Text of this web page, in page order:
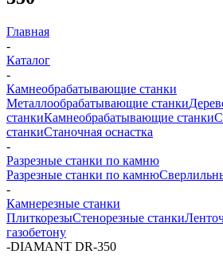
Главная
-
Каталог
-
Камнеобрабатывающие станки
Металлообрабатывающие станки
станкиКамнеобрабатывающие станки
станкиСтаночная оснастка
-
Разрезные станки по камню
Разрезные станки по камню
-
Камнерезные станки
ПлиткорезыСтенорезные станки
газобетону
-DIAMANT DR-350